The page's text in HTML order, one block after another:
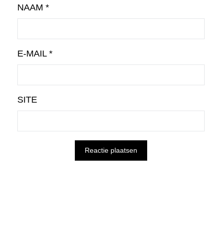
NAAM *
E-MAIL *
SITE